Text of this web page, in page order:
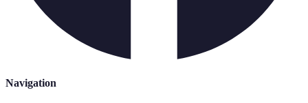
Navigation